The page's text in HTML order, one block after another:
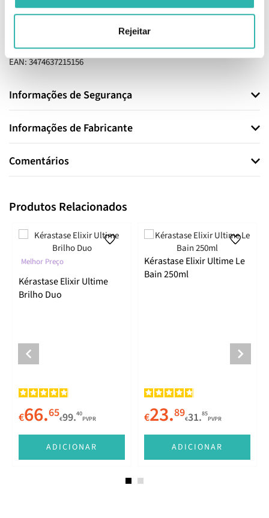
Rejeitar
Extract, Tocopherol, Parfum / Fragrance.
Conhece melhor o produto: https:
//kerastaseelixirparisianimmersiveexperience.com/
EAN: 3474637215156
Informações de Segurança
Informações de Fabricante
Comentários
Produtos Relacionados
Melhor Preço
Kérastase Elixir Ultime
Brilho Duo
€66.65€99.40
PVPR
ADICIONAR
Kérastase Elixir Ultime Le
Bain 250ml
€23.89€31.85
PVPR
ADICIONAR